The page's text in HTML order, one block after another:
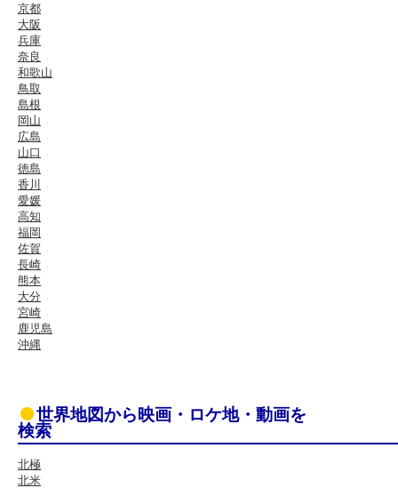
京都
大阪
兵庫
奈良
和歌山
鳥取
島根
岡山
広島
山口
徳島
香川
愛媛
高知
福岡
佐賀
長崎
熊本
大分
宮崎
鹿児島
沖縄
世界地図から映画・ロケ地・動画を
検索
北極
北米